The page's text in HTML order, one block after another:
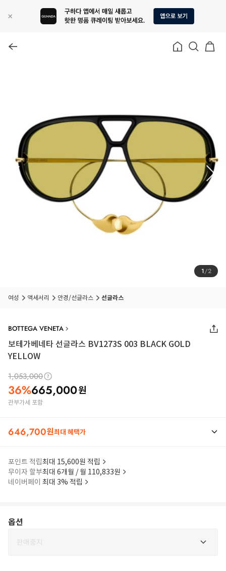
1/2
여성 액세서리 안경/선글라스 선글라스
BOTTEGA VENETA
보테가베네타 선글라스 BV1273S 003 BLACK GOLD
YELLOW
1,053,000
36%665,000원
관부가세 포함
646,700원최대 혜택가
포인트 적립최대 15,600원 적립
무이자 할부최대 6개월 / 월 110,833원
네이버페이 최대 3% 적립
옵션
판매중지